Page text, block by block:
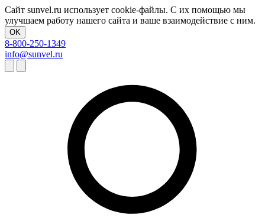
Сайт sunvel.ru использует cookie-файлы. С их помощью мы
улучшаем работу нашего сайта и ваше взаимодействие с ним.
OK
8-800-250-1349
info@sunvel.ru